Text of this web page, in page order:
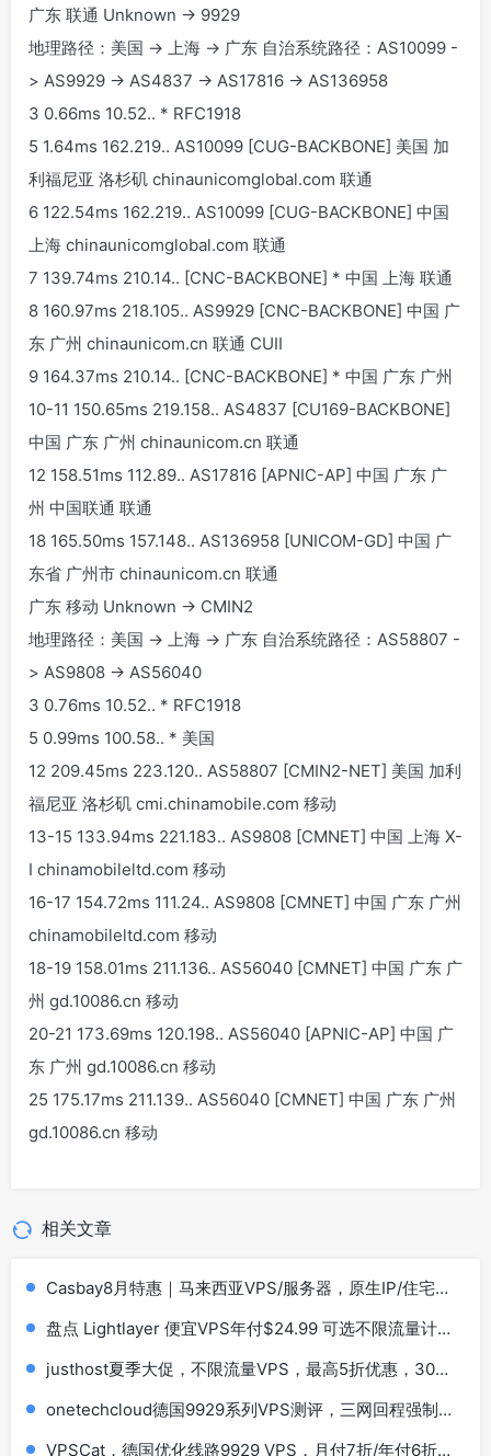
广东 联通 Unknown -> 9929
地理路径：美国 -> 上海 -> 广东 自治系统路径：AS10099 -
> AS9929 -> AS4837 -> AS17816 -> AS136958
3 0.66ms 10.52.. * RFC1918
5 1.64ms 162.219.. AS10099 [CUG-BACKBONE] 美国 加
利福尼亚 洛杉矶 chinaunicomglobal.com 联通
6 122.54ms 162.219.. AS10099 [CUG-BACKBONE] 中国
上海 chinaunicomglobal.com 联通
7 139.74ms 210.14.. [CNC-BACKBONE] * 中国 上海 联通
8 160.97ms 218.105.. AS9929 [CNC-BACKBONE] 中国 广
东 广州 chinaunicom.cn 联通 CUII
9 164.37ms 210.14.. [CNC-BACKBONE] * 中国 广东 广州
10-11 150.65ms 219.158.. AS4837 [CU169-BACKBONE]
中国 广东 广州 chinaunicom.cn 联通
12 158.51ms 112.89.. AS17816 [APNIC-AP] 中国 广东 广
州 中国联通 联通
18 165.50ms 157.148.. AS136958 [UNICOM-GD] 中国 广
东省 广州市 chinaunicom.cn 联通
广东 移动 Unknown -> CMIN2
地理路径：美国 -> 上海 -> 广东 自治系统路径：AS58807 -
> AS9808 -> AS56040
3 0.76ms 10.52.. * RFC1918
5 0.99ms 100.58.. * 美国
12 209.45ms 223.120.. AS58807 [CMIN2-NET] 美国 加利
福尼亚 洛杉矶 cmi.chinamobile.com 移动
13-15 133.94ms 221.183.. AS9808 [CMNET] 中国 上海 X-
I chinamobileltd.com 移动
16-17 154.72ms 111.24.. AS9808 [CMNET] 中国 广东 广州
chinamobileltd.com 移动
18-19 158.01ms 211.136.. AS56040 [CMNET] 中国 广东 广
州 gd.10086.cn 移动
20-21 173.69ms 120.198.. AS56040 [APNIC-AP] 中国 广
东 广州 gd.10086.cn 移动
25 175.17ms 211.139.. AS56040 [CMNET] 中国 广东 广州
gd.10086.cn 移动
相关文章
Casbay8月特惠｜马来西亚VPS/服务器，原生IP/住宅
盘点 Lightlayer 便宜VPS年付$24.99 可选不限流量计划
justhost夏季大促，不限流量VPS，最高5折优惠，30个
onetechcloud德国9929系列VPS测评，三网回程强制
VPSCat，德国优化线路9929 VPS，月付7折/年付6折，